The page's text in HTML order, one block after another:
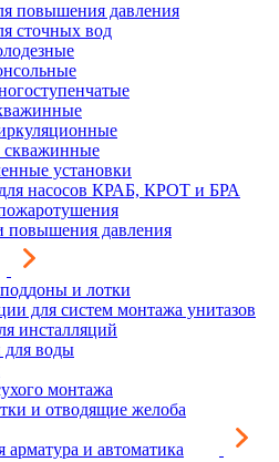
повышения давления
сточных вод
скважинные
установки
насосов КРАБ, КРОТ и БРА
повышения давления
и лотки
для систем монтажа унитазов
инсталляций
воды
монтажа
и отводящие желоба
арматура и автоматика